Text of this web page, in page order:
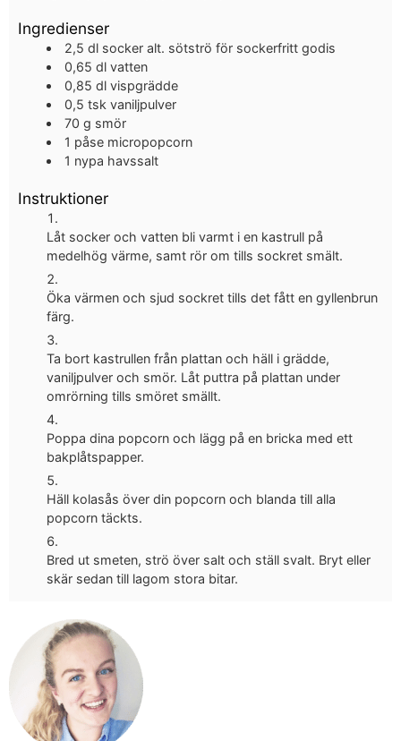
Ingredienser
2,5 dl socker alt. sötströ för sockerfritt godis
0,65 dlvatten
0,85 dlvispgrädde
0,5 tskvaniljpulver
70g smör
1 påse micropopcorn
1 nypa havssalt
Instruktioner
Låt socker och vatten bli varmt i en kastrull på
medelhög värme, samt rör om tills sockret smält.
Öka värmen och sjud sockret tills det fått en gyllenbrun
färg.
Ta bort kastrullen från plattan och häll i grädde,
vaniljpulver och smör. Låt puttra på plattan under
omrörning tills smöret smällt.
Poppa dina popcorn och lägg på en bricka med ett
bakplåtspapper.
Häll kolasås över din popcorn och blanda till alla
popcorn täckts.
Bred ut smeten, strö över salt och ställ svalt. Bryt eller
skär sedan till lagom stora bitar.